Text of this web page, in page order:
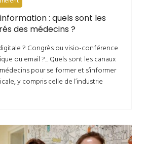
: quels sont les
des médecins ?
? Congrès ou visio-conférence
ou email ?... Quels sont les canaux
pour se former et s’informer
y compris celle de l’industrie